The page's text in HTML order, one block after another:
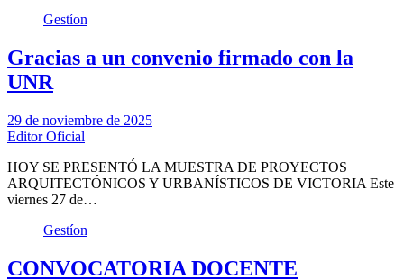
Gestíon
Gracias a un convenio firmado con la
UNR
29 de noviembre de 2025
Editor Oficial
HOY SE PRESENTÓ LA MUESTRA DE PROYECTOS
ARQUITECTÓNICOS Y URBANÍSTICOS DE VICTORIA Este
viernes 27 de…
Gestíon
CONVOCATORIA DOCENTE